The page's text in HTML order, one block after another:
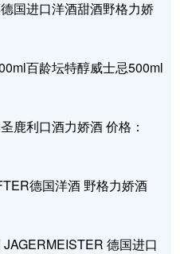
国进口洋酒甜酒野格力娇
百龄坛特醇威士忌500ml
鹿利口酒力娇酒 价格：
德国洋酒 野格力娇酒
德国进口